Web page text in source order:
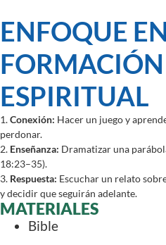
ENFOQUE
FORMACIÓN
ESPIRITUAL
1.Conexión: Hacer un juego y
perdonar.
2. Enseñanza: Dramatizar una
18:23–35).
3. Respuesta: Escuchar un relato
y decidir que seguirán adelante.
MATERIALES
Bible